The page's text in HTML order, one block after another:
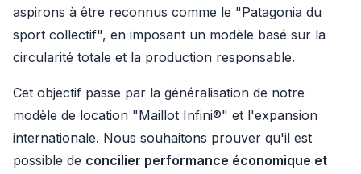
aspirons à être reconnus comme le "Patagonia du
sport collectif", en imposant un modèle basé sur la
circularité totale et la production responsable.
Cet objectif passe par la généralisation de notre
modèle de location "Maillot Infini®" et l'expansion
internationale. Nous souhaitons prouver qu'il est
possible de concilier performance économique et